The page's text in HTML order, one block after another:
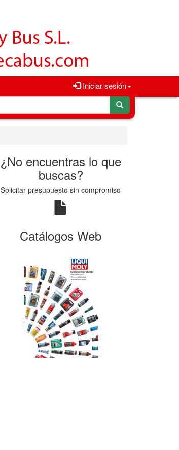
Iniciar sesión
¿No encuentras lo que
buscas?
Solicitar presupuesto sin compromiso
Catálogos Web